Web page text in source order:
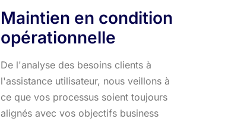
Maintien en condition
opérationnelle
De l'analyse des besoins clients à
l'assistance utilisateur, nous veillons à
ce que vos processus soient toujours
alignés avec vos objectifs business